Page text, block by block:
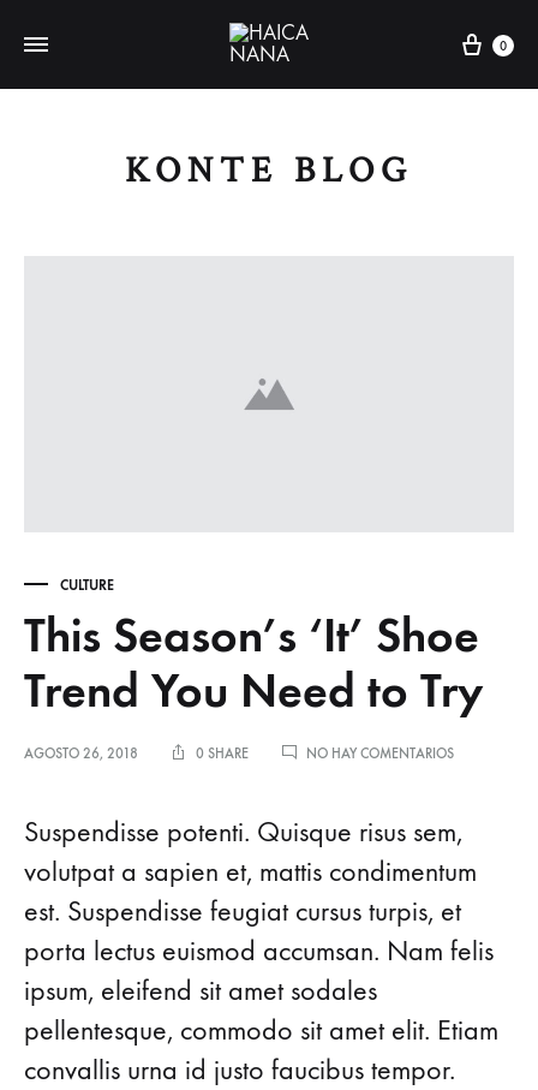
0
KONTE BLOG
CULTURE
This Season’s ‘It’ Shoe
Trend You Need to Try
AGOSTO 26, 2018 0 SHARE NO HAY COMENTARIOSEN
SHOE
YOU
NEED
TO
TRY
Suspendisse potenti. Quisque risus sem,
volutpat a sapien et, mattis condimentum
est. Suspendisse feugiat cursus turpis, et
porta lectus euismod accumsan. Nam felis
ipsum, eleifend sit amet sodales
pellentesque, commodo sit amet elit. Etiam
convallis urna id justo faucibus tempor.